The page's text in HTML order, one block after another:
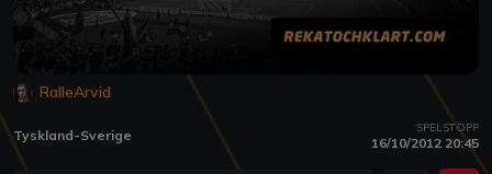
RalleArvid
Tyskland-Sverige SPELSTOPP
16/10/2012 20:45